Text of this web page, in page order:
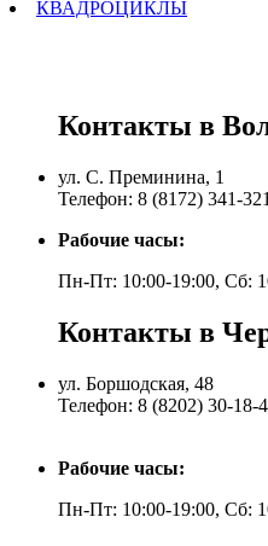
КВАДРОЦИКЛЫ
Контакты в
ул. С. Преминина, 1
Телефон: 8 (8172) 341-321
Рабочие часы:
Пн-Пт: 10:00-19:00, Сб:
Контакты в
ул. Боршодская, 48
Телефон: 8 (8202) 30-18-
Рабочие часы:
Пн-Пт: 10:00-19:00, Сб: